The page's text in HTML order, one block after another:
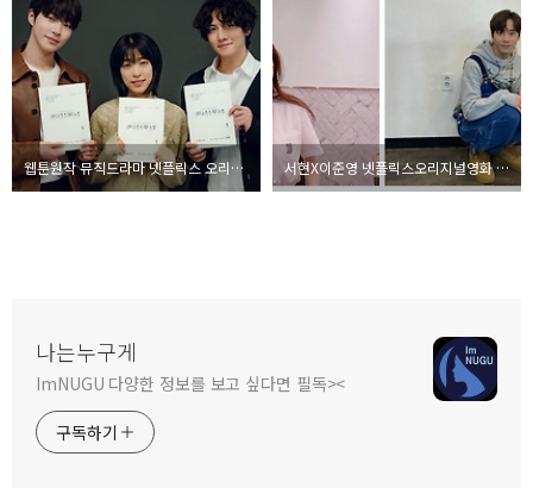
웹툰원작 뮤직드라마 넷플릭스 오리지널 안나라수마나라 서현X이준영 넷플릭스오리지널영화 모럴센스
나는누구게
ImNUGU 다양한 정보를 보고 싶다면 필독><
구독하기